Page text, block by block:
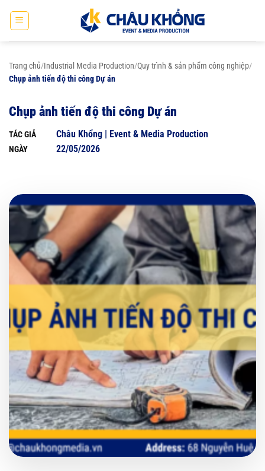
Trang chủ/Industrial Media Production/Quy trình & sản phẩm công nghiệp/
Chụp ảnh tiến độ thi công Dự án
Chụp ảnh tiến độ thi công Dự án
TÁC GIẢ Châu Khổng | Event & Media Production
NGÀY 22/05/2026